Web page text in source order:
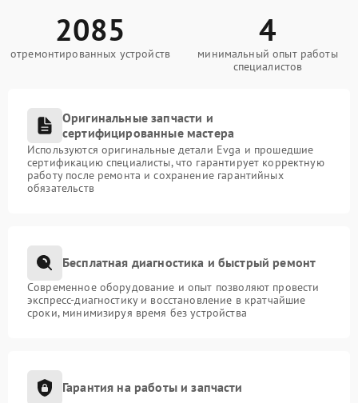
2085
отремонтированных устройств
4
минимальный опыт работы
специалистов
Оригинальные запчасти и
сертифицированные мастера
Используются оригинальные детали Evga и прошедшие
сертификацию специалисты, что гарантирует корректную
работу после ремонта и сохранение гарантийных
обязательств
Бесплатная диагностика и быстрый ремонт
Современное оборудование и опыт позволяют провести
экспресс-диагностику и восстановление в кратчайшие
сроки, минимизируя время без устройства
Гарантия на работы и запчасти